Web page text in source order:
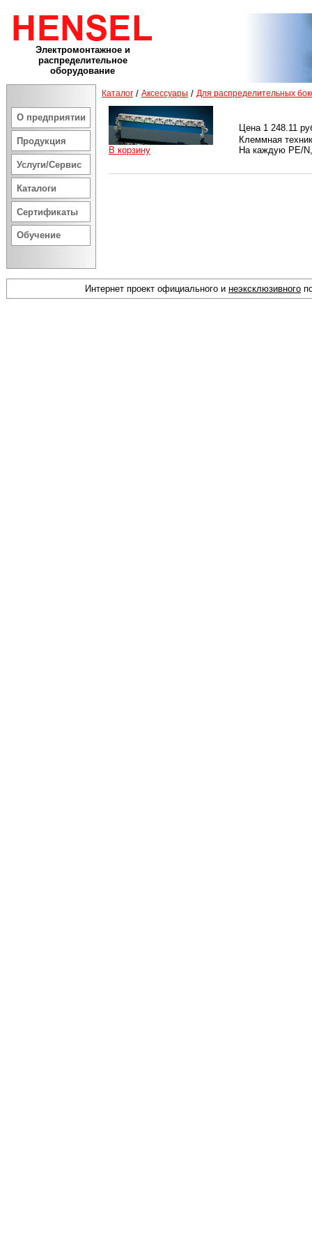
Электромонтажное и
распределительное
оборудование
О предприятии
Продукция
Услуги/Сервис
Каталоги
Сертификаты
Обучение
Каталог / Аксессуары / Для распределительных
В корзину
Цена 1 248.11
Клеммная
На каждую PE/
Интернет проект официального и неэксклюзивного